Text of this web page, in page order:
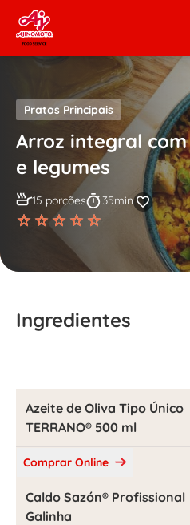
Skip to content
Pratos Principais
Arroz integral
e legumes
15 porções 35min
Ingredientes
Azeite de Oliva Tipo Único
TERRANO® 500 ml
Comprar Online
Caldo Sazón® Profissional
Galinha